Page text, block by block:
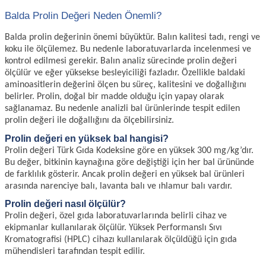
Balda Prolin Değeri Neden Önemli?
Balda prolin değerinin önemi büyüktür. Balın kalitesi tadı, rengi ve
koku ile ölçülemez. Bu nedenle laboratuvarlarda incelenmesi ve
kontrol edilmesi gerekir. Balın analiz sürecinde prolin değeri
ölçülür ve eğer yüksekse besleyiciliği fazladır. Özellikle baldaki
aminoasitlerin değerini ölçen bu süreç, kalitesini ve doğallığını
belirler. Prolin, doğal bir madde olduğu için yapay olarak
sağlanamaz. Bu nedenle analizli bal ürünlerinde tespit edilen
prolin değeri ile doğallığını da ölçebilirsiniz.
Prolin değeri en yüksek bal hangisi?
Prolin değeri Türk Gıda Kodeksine göre en yüksek 300 mg/kg’dır.
Bu değer, bitkinin kaynağına göre değiştiği için her bal ürününde
de farklılık gösterir. Ancak prolin değeri en yüksek bal ürünleri
arasında narenciye balı, lavanta balı ve ıhlamur balı vardır.
Prolin değeri nasıl ölçülür?
Prolin değeri, özel gıda laboratuvarlarında belirli cihaz ve
ekipmanlar kullanılarak ölçülür. Yüksek Performanslı Sıvı
Kromatografisi (HPLC) cihazı kullanılarak ölçüldüğü için gıda
mühendisleri tarafından tespit edilir.